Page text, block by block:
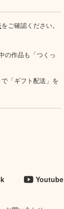
をご確認ください。
の作品も「つくっ
「ギフト配送」を
Youtube